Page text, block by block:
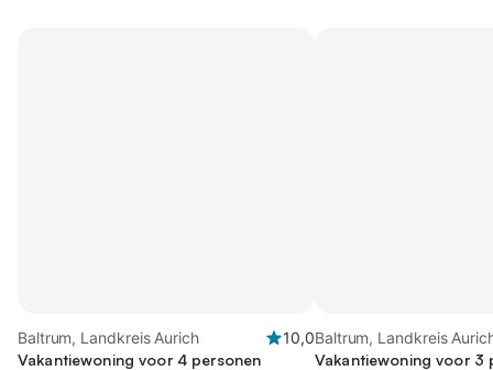
Baltrum, Landkreis Aurich
10,0
Vakantiewoning voor 4 personen
Baltrum, Landkreis
Vakantiewoning voor 3